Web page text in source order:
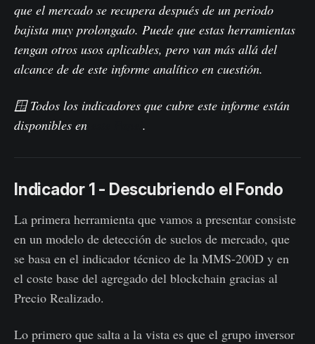
que el mercado se recupera después de un periodo
bajista muy prolongado. Puede que estas herramientas
tengan otros usos aplicables, pero van más allá del
alcance de de este informe analítico en cuestión.
🪟 Todos los indicadores que cubre este informe están
disponibles en
.
Indicador 1 - Descubriendo el Fondo
La primera herramienta que vamos a presentar consiste
en un modelo de detección de suelos de mercado, que
se basa en el indicador técnico de la MMS-200D y en
el coste base del agregado del blockchain gracias al
Precio Realizado.
Lo primero que salta a la vista es que el grupo inversor